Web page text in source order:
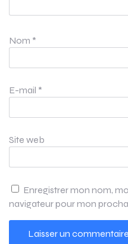
Nom *
E-mail *
Site web
Enregistrer mon nom,
navigateur pour mon